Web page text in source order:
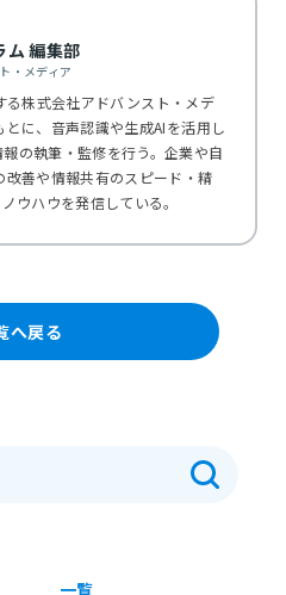
編集部
・メディア
株式会社アドバンスト・メデ
に、音声認識や生成AIを活用し
の執筆・監修を行う。企業や自
善や情報共有のスピード・精
ウハウを発信している。
へ戻る
一覧